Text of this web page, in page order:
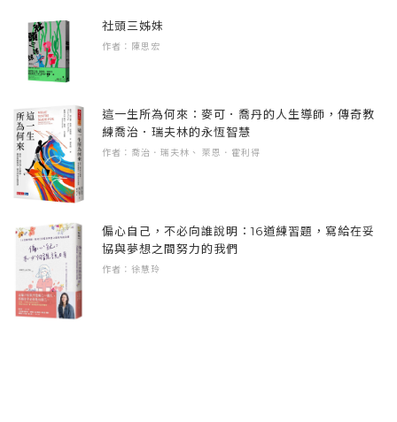
物有關的書本。
本書為坂本龍一過世後，最新、且首次集結成
冊的文字作品集，而本書最為特別的地方在於
其以選書出發，進行人物談式的書寫，每一篇
首更搭配坂本龍一兒子Neo Sora的攝影作品，
意境悠遠。本書體例一如教授過往的文字作品
般創新，作為教授的全新企劃，消息甫公開就
引來諸多樂迷關注。早在本書出版前，不論是
在探訪、文字書寫還是紀錄片中，教授都經常
談到他閱讀的種種書藉，其後引伸到自己所關
切的主題與音樂作品。這次的《坂本圖書》終
的封閉世界中，唯一能憑藉的便是聲音了。而
《心魔》（Le Diable probablement）是在不同
描繪世界將面臨末日，不只個人，就連全體人
類跟地球都沒救了的控訴，我的印象非常深
刻。同時這也是一九七○年代初期的電影，讓人
明白布列松對人類所懷抱的強烈危機感。
布列松的作品對人類的看法都非常黑暗，大多
以不信任人類，因此無從拯救為結局。由於大
多是痛苦的電影，有很長一段時間我並沒有
看，但他的著作《電影書寫札記》裡寫了很多
社頭三姊妹
作者：陳思宏
這一生所為何來：麥可．喬丹的人生導師，傳奇教
練喬治．瑞夫林的永恆智慧
作者：喬治．瑞夫林、 萊恩．霍利得
偏心自己，不必向誰說明：16道練習題，寫給在妥
協與夢想之間努力的我們
作者：徐慧玲